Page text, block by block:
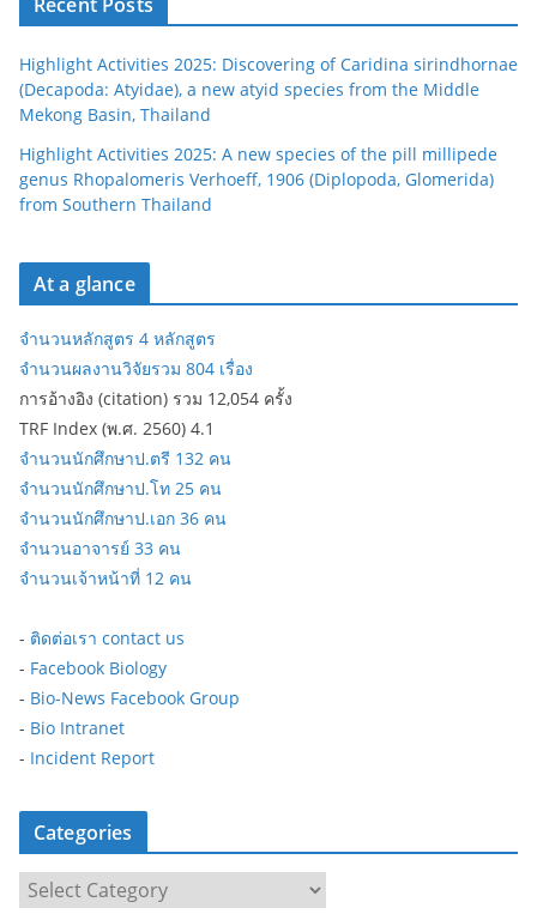
Highlight Activities 2025: Discovering of Caridina sirindhornae
(Decapoda: Atyidae), a new atyid species from the Middle
Mekong Basin, Thailand
Highlight Activities 2025: A new species of the pill millipede
genus Rhopalomeris Verhoeff, 1906 (Diplopoda, Glomerida)
from Southern Thailand
At a glance
จำนวนหลักสูตร 4 หลักสูตร
จำนวนผลงานวิจัยรวม 804 เรื่อง
การอ้างอิง (citation) รวม 12,054 ครั้ง
TRF Index (พ.ศ. 2560) 4.1
จำนวนนักศึกษาป.ตรี 132 คน
จำนวนนักศึกษาป.โท 25 คน
จำนวนนักศึกษาป.เอก 36 คน
จำนวนอาจารย์ 33 คน
จำนวนเจ้าหน้าที่ 12 คน
- ติดต่อเรา contact us
- Facebook Biology
- Bio-News Facebook Group
- Bio Intranet
- Incident Report
Categories